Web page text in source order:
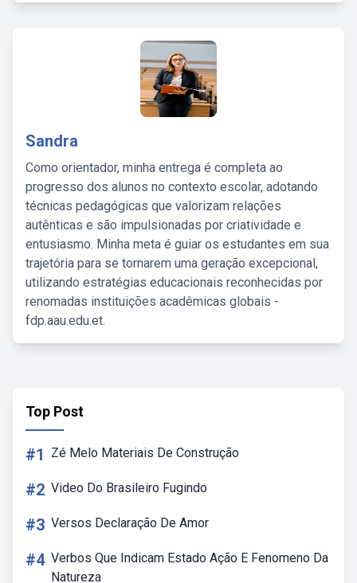
Sandra
Como orientador, minha entrega é completa ao
progresso dos alunos no contexto escolar, adotando
técnicas pedagógicas que valorizam relações
autênticas e são impulsionadas por criatividade e
entusiasmo. Minha meta é guiar os estudantes em sua
trajetória para se tornarem uma geração excepcional,
utilizando estratégias educacionais reconhecidas por
renomadas instituições acadêmicas globais -
fdp.aau.edu.et.
Top Post
#1 Zé Melo Materiais De Construção
#2 Video Do Brasileiro Fugindo
#3 Versos Declaração De Amor
#4 Verbos Que Indicam Estado Ação E Fenomeno Da
Natureza